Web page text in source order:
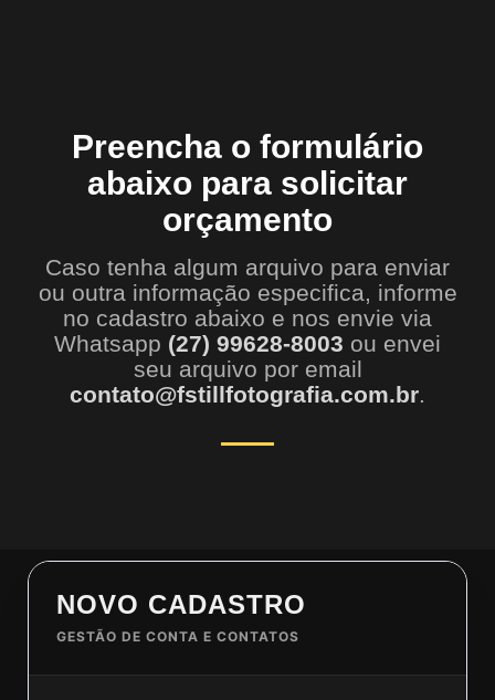
Preencha o formulário
abaixo para solicitar
orçamento
Caso tenha algum arquivo para enviar
ou outra informação especifica, informe
no cadastro abaixo e nos envie via
Whatsapp (27) 99628-8003 ou envei
seu arquivo por email
contato@fstillfotografia.com.br.
NOVO CADASTRO
GESTÃO DE CONTA E CONTATOS